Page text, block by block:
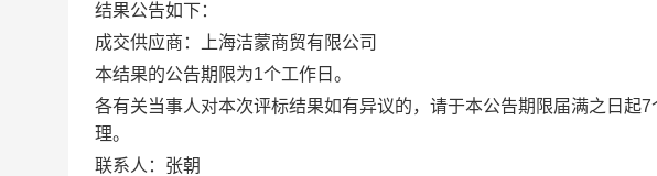
结果公告如下：
成交供应商：上海洁蒙商贸有限公司
本结果的公告期限为1个工作日。
各有关当事人对本次评标结果如有异议的，请于本公告期限届满之日起
理。
联系人：张朝